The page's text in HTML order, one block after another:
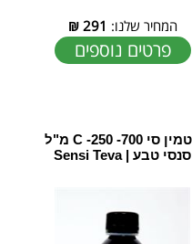
המחיר שלנו: 291
₪
פרטים נוספים
ויטמין סי 700- C -250 מ"ל
סנסי טבע | Sensi Teva